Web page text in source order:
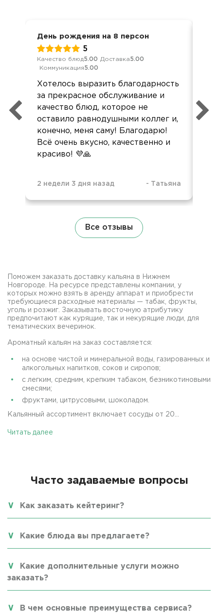
День рождения на 8 персон
5
Качество блюд5.00 Доставка5.00
Коммуникация5.00
Хотелось выразить благодарность
за прекрасное обслуживание и
качество блюд, которое не
оставило равнодушными коллег и,
конечно, меня саму! Благодарю!
Всё очень вкусно, качественно и
красиво! 💜🙏
2 недели 3 дня назад - Татьяна
Все отзывы
Поможем заказать доставку кальяна в Нижнем
Новгороде. На ресурсе представлены компании, у
которых можно взять в аренду аппарат и приобрести
требующиеся расходные материалы — табак, фрукты,
уголь и розжиг. Заказывать восточную атрибутику
предпочитают как курящие, так и некурящие люди, для
тематических вечеринок.
Ароматный кальян на заказ составляется:
на основе чистой и минеральной воды, газированных и
алкогольных напитков, соков и сиропов;
с легким, средним, крепким табаком, безникотиновыми
смесями;
фруктами, цитрусовыми, шоколадом.
Кальянный ассортимент включает сосуды от 20...
Читать далее
Часто задаваемые вопросы
Как заказать кейтеринг?
Какие блюда вы предлагаете?
Какие дополнительные услуги можно
заказать?
В чем основные преимущества сервиса?